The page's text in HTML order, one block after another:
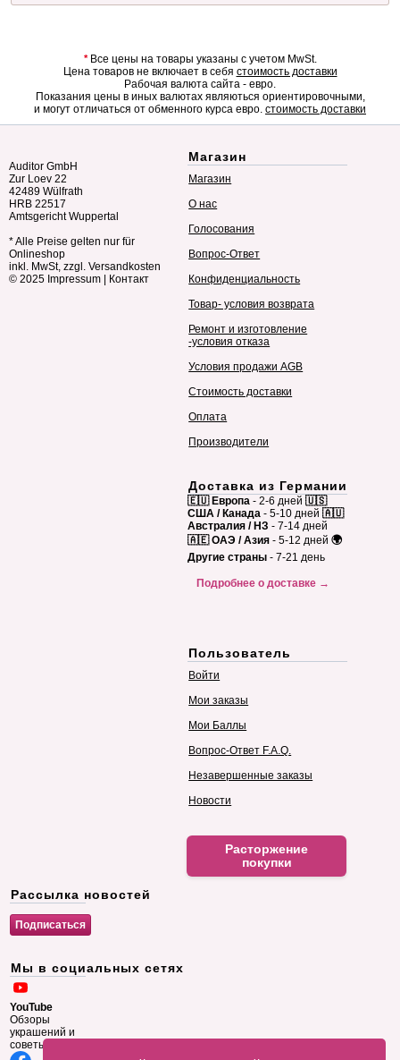
*Все цены на товары указаны с учетом MwSt.
Цена товаров не включает в себя стоимость доставки
Рабочая валюта сайта - евро.
Показания цены в иных валютах являються ориентировочными,
и могут отличаться от обменного курса евро. стоимость доставки
Auditor GmbH
Zur Loev 22
42489 Wülfrath
HRB 22517
Amtsgericht Wuppertal
* Alle Preise gelten nur für
Onlineshop
inkl. MwSt, zzgl. Versandkosten
© 2025 Impressum Контакт
Магазин
Магазин
О нас
Голосования
Вопрос-Ответ
Конфиденциальность
Товар- условия возврата
Ремонт и изготовление
-условия отказа
Условия продажи AGB
Стоимость доставки
Оплата
Производители
Доставка из Германии
🇪🇺 Европа - 2-6 дней 🇺🇸
США / Канада - 5-10 дней 🇦🇺
Австралия / НЗ - 7-14 дней
🇦🇪 ОАЭ / Азия - 5-12 дней 🌍
Другие страны - 7-21 день
Подробнее о доставке →
Пользователь
Войти
Мои заказы
Мои Баллы
Вопрос-Ответ F.A.Q.
Незавершенные заказы
Новости
Расторжение
покупки
Рассылка новостей
Мы в социальных сетях
YouTube
Обзоры
украшений и
советы